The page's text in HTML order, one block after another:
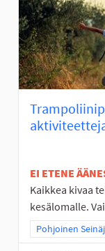
EI ETENE
Kaikkea kivaa
kesälomalle.
Rajaa tulokset
Pohjoinen